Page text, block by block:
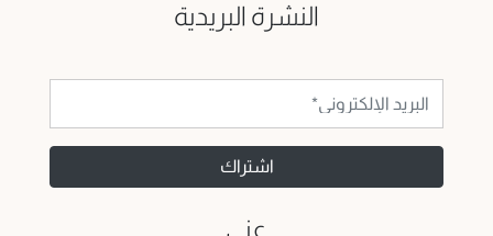
النشرة البريدية
اشتراك
عني